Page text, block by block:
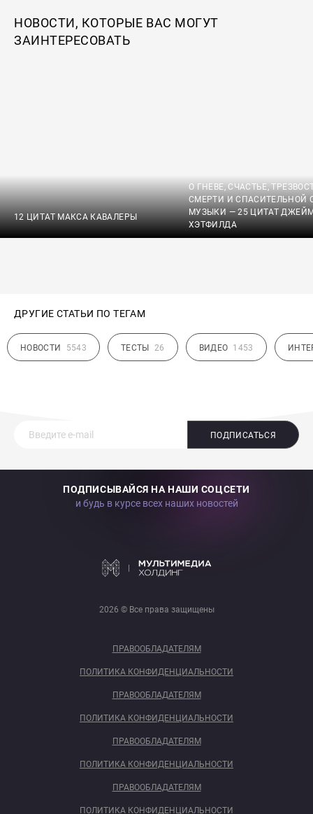
НОВОСТИ, КОТОРЫЕ ВАС МОГУТ
ЗАИНТЕРЕСОВАТЬ
12 ЦИТАТ МАКСА КАВАЛЕРЫ
О ГНЕВЕ, СЧАСТЬЕ,
СМЕРТИ И СПАСИТЕЛЬНОЙ
МУЗЫКИ — 25 ЦИТАТ
ХЭТФИЛДА
ДРУГИЕ СТАТЬИ ПО ТЕГАМ
НОВОСТИ 5543 ТЕСТЫ 26 ВИДЕО 1453
ПОДПИСАТЬСЯ
ПОДПИСЫВАЙСЯ НА НАШИ СОЦСЕТИ
и будь в курсе всех наших новостей
2026 © Все права защищены
ПРАВООБЛАДАТЕЛЯМ
ПОЛИТИКА КОНФИДЕНЦИАЛЬНОСТИ
ПРАВООБЛАДАТЕЛЯМ
ПОЛИТИКА КОНФИДЕНЦИАЛЬНОСТИ
ПРАВООБЛАДАТЕЛЯМ
ПОЛИТИКА КОНФИДЕНЦИАЛЬНОСТИ
ПРАВООБЛАДАТЕЛЯМ
ПОЛИТИКА КОНФИДЕНЦИАЛЬНОСТИ